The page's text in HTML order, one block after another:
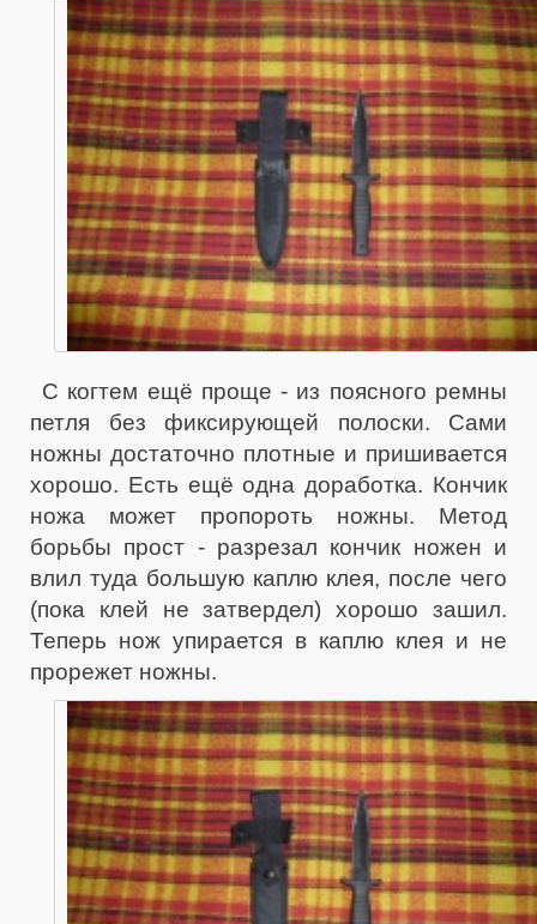
С когтем ещё проще - из поясного ремны
петля без фиксирующей полоски. Сами
ножны достаточно плотные и пришивается
хорошо. Есть ещё одна доработка. Кончик
ножа может пропороть ножны. Метод
борьбы прост - разрезал кончик ножен и
влил туда большую каплю клея, после чего
(пока клей не затвердел) хорошо зашил.
Теперь нож упирается в каплю клея и не
прорежет ножны.